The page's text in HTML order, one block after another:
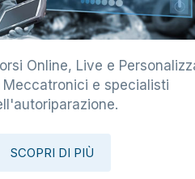
Online, Live e
e specialisti
SCOPRI DI PIÙ